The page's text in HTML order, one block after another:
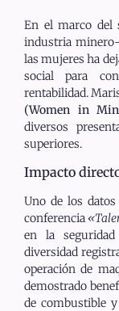
En el marco del
industria
las mujeres ha
social para
rentabilidad.
(Women in
diversos
superiores.
Impacto
Uno de los
conferencia
en la
diversidad
operación de
demostrado
de combustible